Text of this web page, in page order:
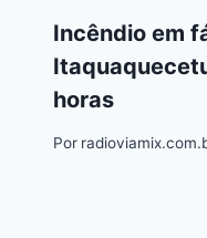
Incêndio em
horas
Por